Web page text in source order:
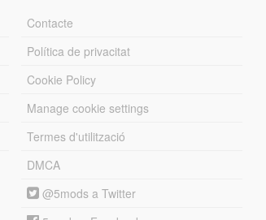
Contacte
Política de privacitat
Cookie Policy
Manage cookie settings
Termes d'utilització
DMCA
@5mods a Twitter